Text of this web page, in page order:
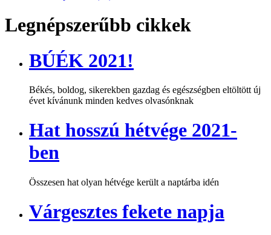
Legnépszerűbb cikkek
BÚÉK 2021!
Békés, boldog, sikerekben gazdag és egészségben eltöltött új
évet kívánunk minden kedves olvasónknak
Hat hosszú hétvége 2021-
ben
Összesen hat olyan hétvége került a naptárba idén
Várgesztes fekete napja